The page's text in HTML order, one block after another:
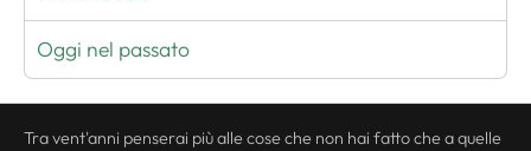
Oggi nel passato
Tra vent'anni penserai più alle cose che non hai fatto che a quelle